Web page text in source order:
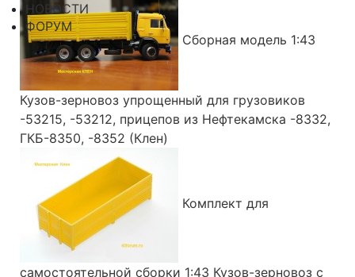
НОВОСТИ
ФОРУМ
Сборная модель 1:43
Кузов-зерновоз упрощенный для грузовиков
-53215, -53212, прицепов из Нефтекамска -8332,
ГКБ-8350, -8352 (Клен)
Комплект для
самостоятельной сборки 1:43 Кузов-зерновоз с